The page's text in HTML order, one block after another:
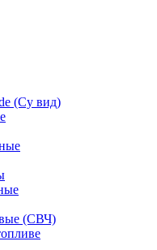
(Су вид)
(СВЧ)